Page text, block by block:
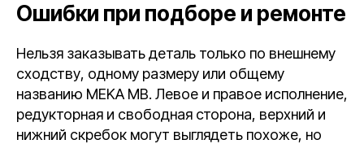
Ошибки при подборе и ремонте
Нельзя заказывать деталь только по внешнему
сходству, одному размеру или общему
названию MEKA MB. Левое и правое исполнение,
редукторная и свободная сторона, верхний и
нижний скребок могут выглядеть похоже, но